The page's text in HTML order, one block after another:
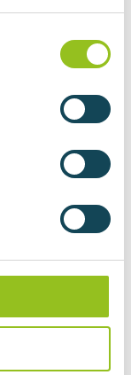
yra idealus